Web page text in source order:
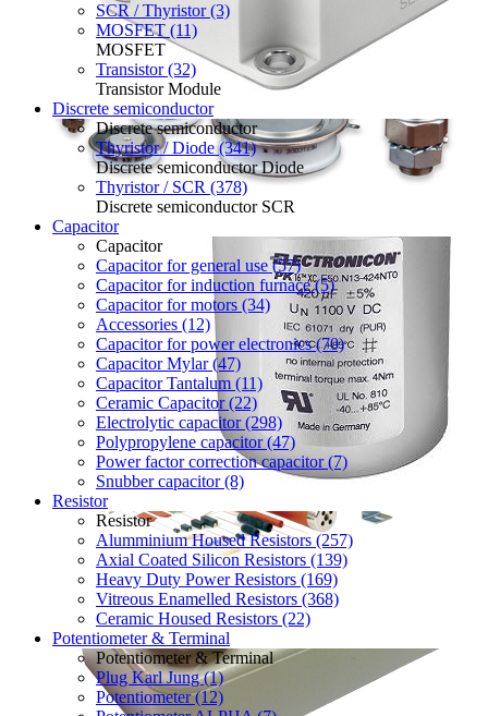
SCR / Thyristor (3)
MOSFET (11)
MOSFET
Transistor (32)
Transistor Module
Discrete semiconductor
Discrete semiconductor
Thyristor / Diode (341)
Discrete semiconductor Diode
Thyristor / SCR (378)
Discrete semiconductor SCR
Capacitor
Capacitor
Capacitor for general use (57)
Capacitor for induction furnace (5)
Capacitor for motors (34)
Accessories (12)
Capacitor for power electronics (70)
Capacitor Mylar (47)
Capacitor Tantalum (11)
Ceramic Capacitor (22)
Electrolytic capacitor (298)
Polypropylene capacitor (47)
Power factor correction capacitor (7)
Snubber capacitor (8)
Resistor
Resistor
Alumminium Housed Resistors (257)
Axial Coated Silicon Resistors (139)
Heavy Duty Power Resistors (169)
Vitreous Enamelled Resistors (368)
Ceramic Housed Resistors (22)
Potentiometer & Terminal
Potentiometer & Terminal
Plug Karl Jung (1)
Potentiometer (12)